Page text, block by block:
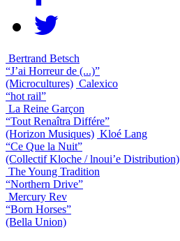
Bertrand Betsch
“J’ai Horreur de (...)”
(Microcultures) Calexico
“hot rail”
La Reine Garçon
“Tout Renaîtra Différe”
(Horizon Musiques) Kloé Lang
“Ce Que la Nuit”
(Collectif Kloche / lnoui’e Distribution)
The Young Tradition
“Northern Drive”
Mercury Rev
“Born Horses”
(Bella Union)